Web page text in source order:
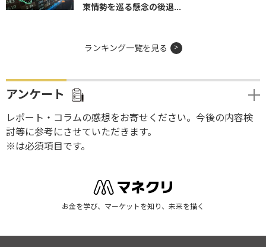
東情勢を巡る懸念の後退...
ランキング一覧を見る
アンケート
レポート・コラムの感想をお寄せください。今後の内容検
討等に参考にさせていただきます。
※は必須項目です。
お金を学び、マーケットを知り、未来を描く